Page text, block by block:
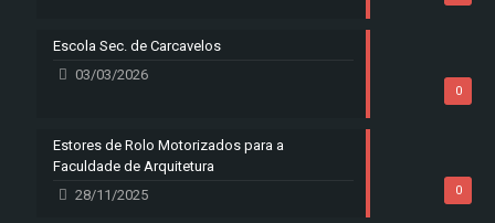
0
Escola Sec. de Carcavelos
03/03/2026
0
Estores de Rolo Motorizados para a
Faculdade de Arquitetura
28/11/2025